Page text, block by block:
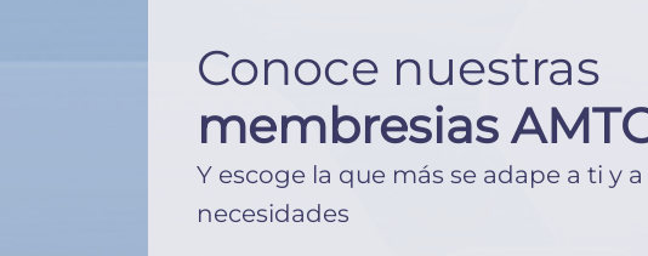
Conoce nuestras
membresias
Y escoge la que más se adape a ti y
necesidades